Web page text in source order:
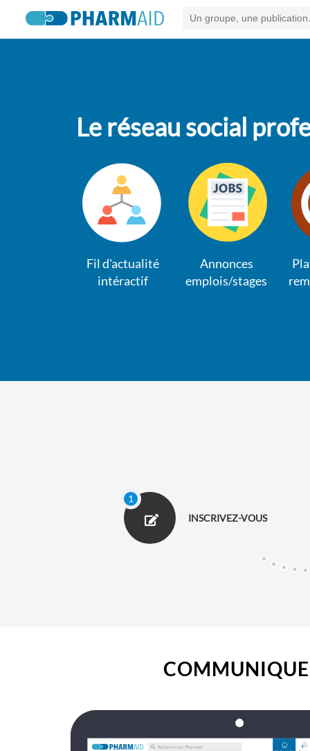
Le réseau social
Fil d'actualité
intéractif
Annonces
emplois/stages
INSCRIVEZ-VOUS